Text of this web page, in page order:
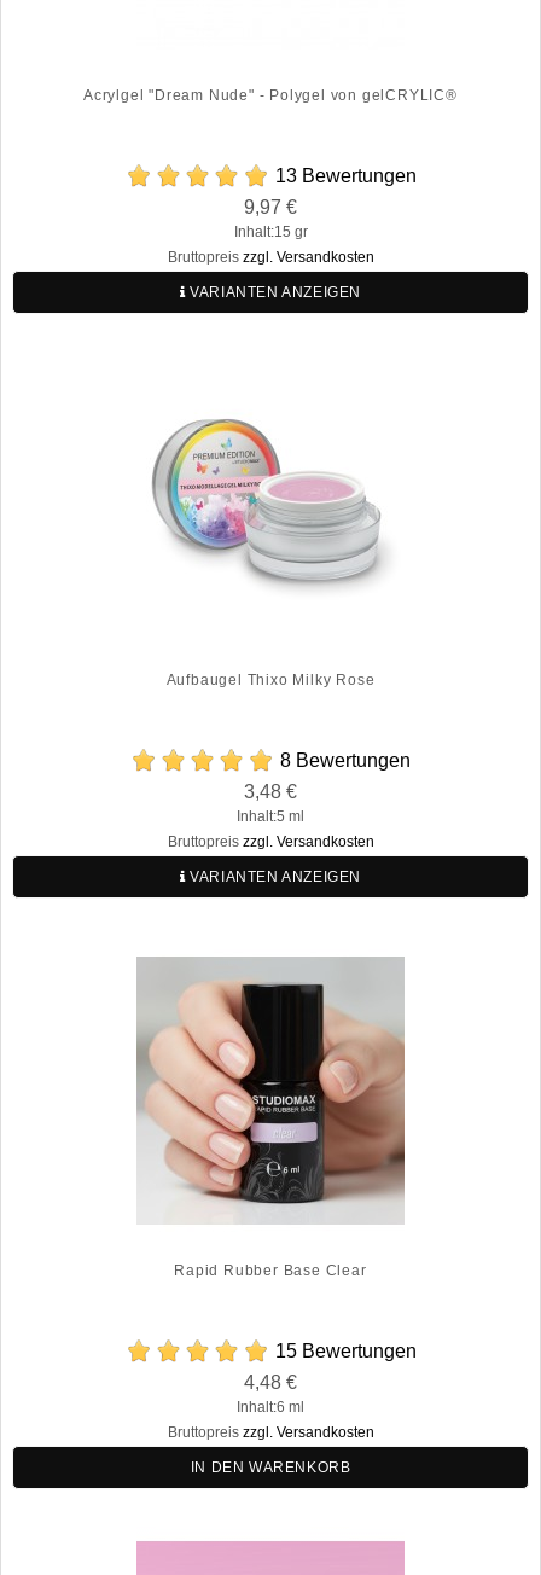
Acrylgel "Dream Nude" - Polygel von gelCRYLIC®
13 Bewertungen
9,97 €
Inhalt:15 gr
Bruttopreis zzgl. Versandkosten
VARIANTEN ANZEIGEN
Aufbaugel Thixo Milky Rose
8 Bewertungen
3,48 €
Inhalt:5 ml
Bruttopreis zzgl. Versandkosten
VARIANTEN ANZEIGEN
Rapid Rubber Base Clear
15 Bewertungen
4,48 €
Inhalt:6 ml
Bruttopreis zzgl. Versandkosten
IN DEN WARENKORB